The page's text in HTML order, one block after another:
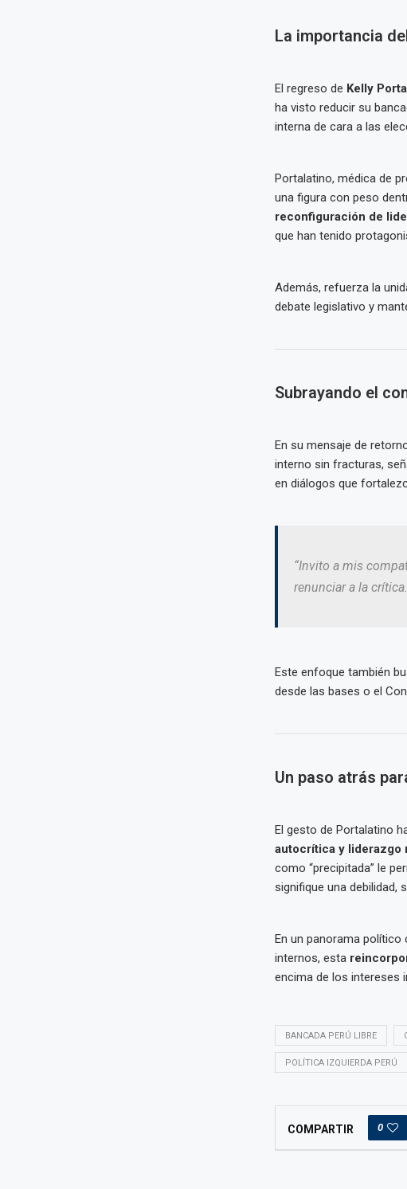
La importancia
El regreso de Kelly
ha visto reducir su
interna de cara a las
Portalatino, médica de
una figura con peso
reconfiguración de
que han tenido
Además, refuerza la
debate legislativo y
Subrayando el
En su mensaje de
interno sin fracturas,
en diálogos que
“Invito a mis
renunciar a la
Este enfoque también
desde las bases o el
Un paso atrás
El gesto de Portalatino
autocrítica y liderazgo
como “precipitada” le
signifique una debilidad,
En un panorama
internos, esta
encima de los intereses
BANCADA PERÚ LIBRE
POLÍTICA IZQUIERDA PERÚ
COMPARTIR 0